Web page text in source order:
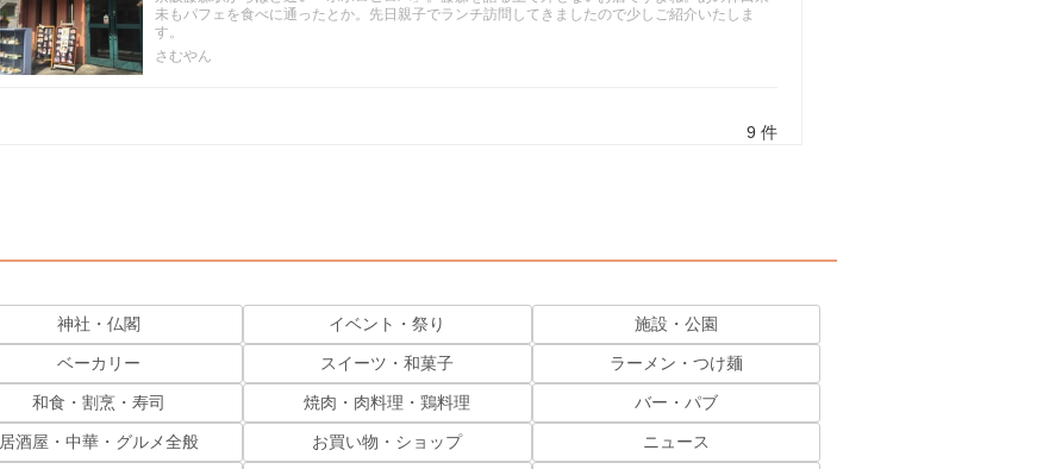
未もパフェを食べに通ったとか。先日親子でランチ訪問してきましたので少しご紹介いたしま
す。
さむやん
9 件
神社・仏閣 イベント・祭り 施設・公園
ベーカリー スイーツ・和菓子 ラーメン・つけ麺
和食・割烹・寿司 焼肉・肉料理・鶏料理 バー・パブ
居酒屋・中華・グルメ全般 お買い物・ショップ ニュース